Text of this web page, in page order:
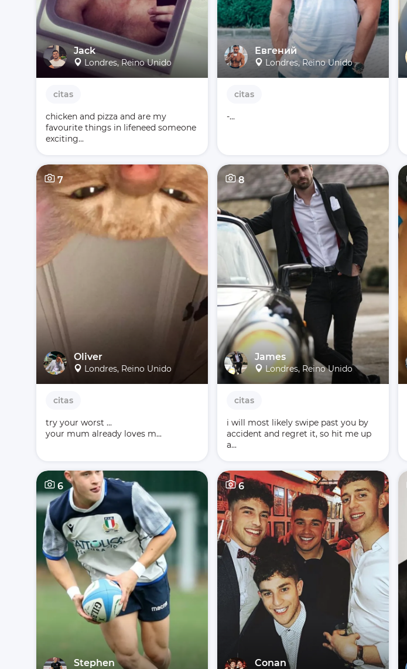
Jack
Londres, Reino Unido
citas
chicken and pizza and are my
favourite things in life‍‍need someone
exciting...
Евгений
Londres, Reino Unido
citas
-...
7
Oliver
Londres, Reino Unido
citas
try your worst ...
your mum already loves m...
8
James
Londres, Reino Unido
citas
i will most likely swipe past you by
accident and regret it, so hit me up
a...
6
Stephen
6
Conan